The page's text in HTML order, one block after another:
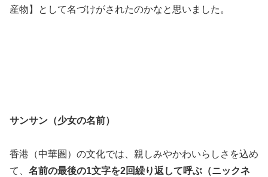
産物】として名づけがされたのかなと思いました。
サンサン（少女の名前）
香港（中華圏）の文化では、親しみやかわいらしさを込め
て、 名前の最後の1文字を2回繰り返して呼ぶ（ニックネ